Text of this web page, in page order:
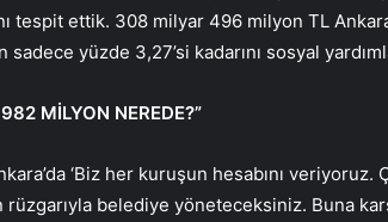
tespit ettik. 308 milyar 496 milyon TL
sadece yüzde 3,27’si kadarını sosyal
MİLYON NEREDE?”
‘Biz her kuruşun hesabını
rüzgarıyla belediye yöneteceksiniz. Buna